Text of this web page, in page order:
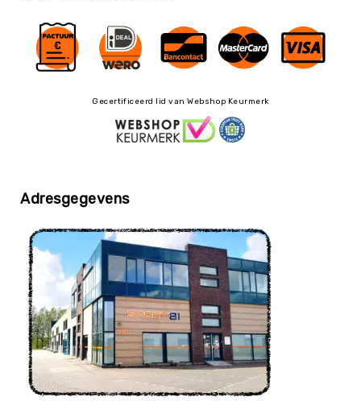
Speelballen
Trefballen
Foamballen
Luchtgevulde
Pleinballen
Skippyballen
Ballenpakketten
Sportballen
-
Pakketten
Speelballen
-
Pakketten
Pleinballen
-
Pakketten
Gecertificeerd lid van Webshop Keurmerk
Adresgegevens